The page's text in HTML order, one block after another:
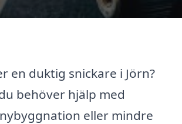
en duktig snickare i Jörn?
behöver hjälp med
eller mindre